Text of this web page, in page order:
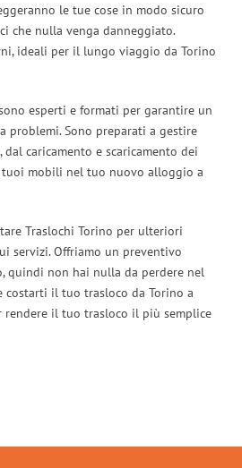
le tue cose in modo sicuro
che nulla venga danneggiato.
ideali per il lungo viaggio da Torino
esperti e formati per garantire un
problemi. Sono preparati a gestire
caricamento e scaricamento dei
tuoi mobili nel tuo nuovo alloggio a
Traslochi Torino per ulteriori
servizi. Offriamo un preventivo
quindi non hai nulla da perdere nel
costarti il tuo trasloco da Torino a
rendere il tuo trasloco il più semplice